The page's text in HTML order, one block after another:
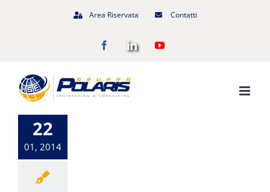
Area Riservata Contatti
FacebookLinkedInYouTube
22
01, 2014